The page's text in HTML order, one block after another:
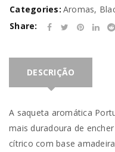
Categories: Aromas,
Share:
DESCRIÇÃO
A saqueta aromática
mais duradoura de
cítrico com base